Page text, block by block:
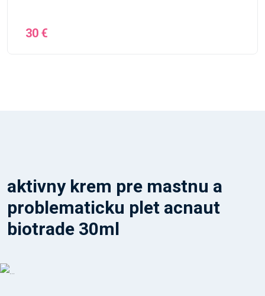
30 €
aktivny krem pre mastnu a
problematicku plet acnaut
biotrade 30ml